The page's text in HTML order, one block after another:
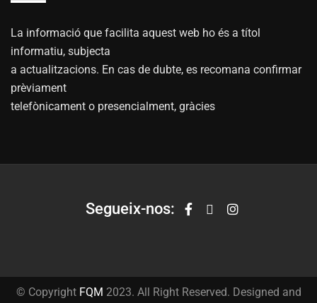
La informació que facilita aquest web ho és a títol
informatiu, subjecta
a actualitzacions. En cas de dubte, es recomana confirmar
prèviament
telefònicament o presencialment, gràcies
Segueix-nos:
© Copyright FQM 2023. All Right Reserved. Designed and